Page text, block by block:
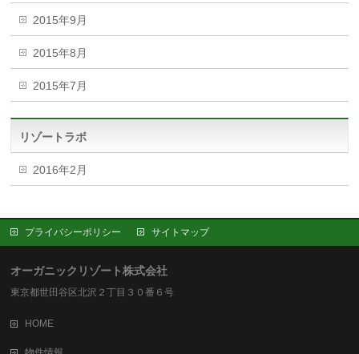
2015年9月
2015年8月
2015年7月
リゾートラボ
2016年2月
プライバシーポリシー サイトマップ
オーガニックリゾート株式会社
東京都世田谷区北沢２丁目３０番６号
HOME